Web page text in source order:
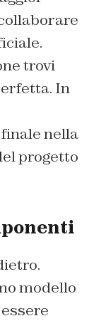
trovi
In
nella
progetto
modello